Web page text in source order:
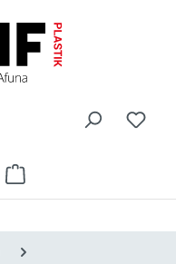
Warenkorb enthält